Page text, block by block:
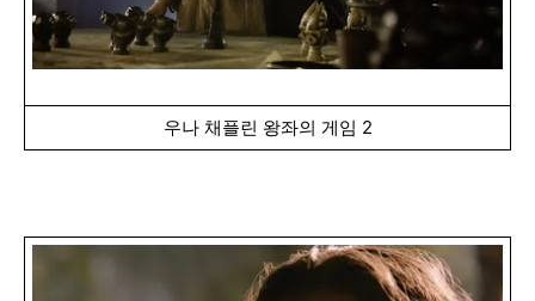
우나 채플린 왕좌의 게임 2